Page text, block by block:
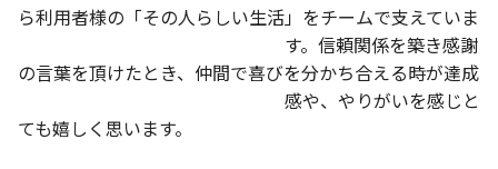
ら利用者様の「その人らしい生活」をチームで支えていま
す。信頼関係を築き感謝
の言葉を頂けたとき、仲間で喜びを分かち合える時が達成
感や、やりがいを感じと
ても嬉しく思います。